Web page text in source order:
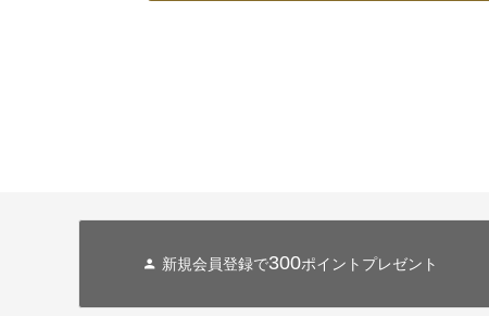
新規会員登録で300ポイントプレゼント